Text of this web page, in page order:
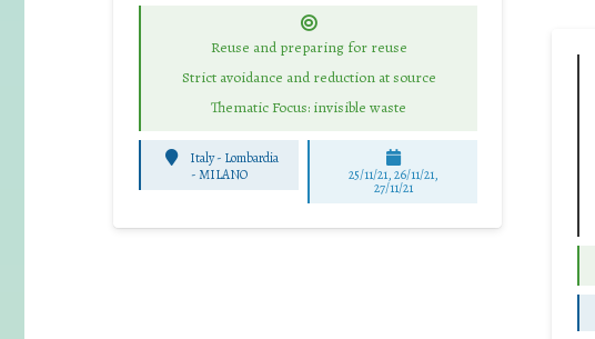
Reuse and preparing for reuse
Strict avoidance and reduction at source
Thematic Focus: invisible waste
Italy - Lombardia
-MILANO 25/11/21, 26/11/21,
27/11/21